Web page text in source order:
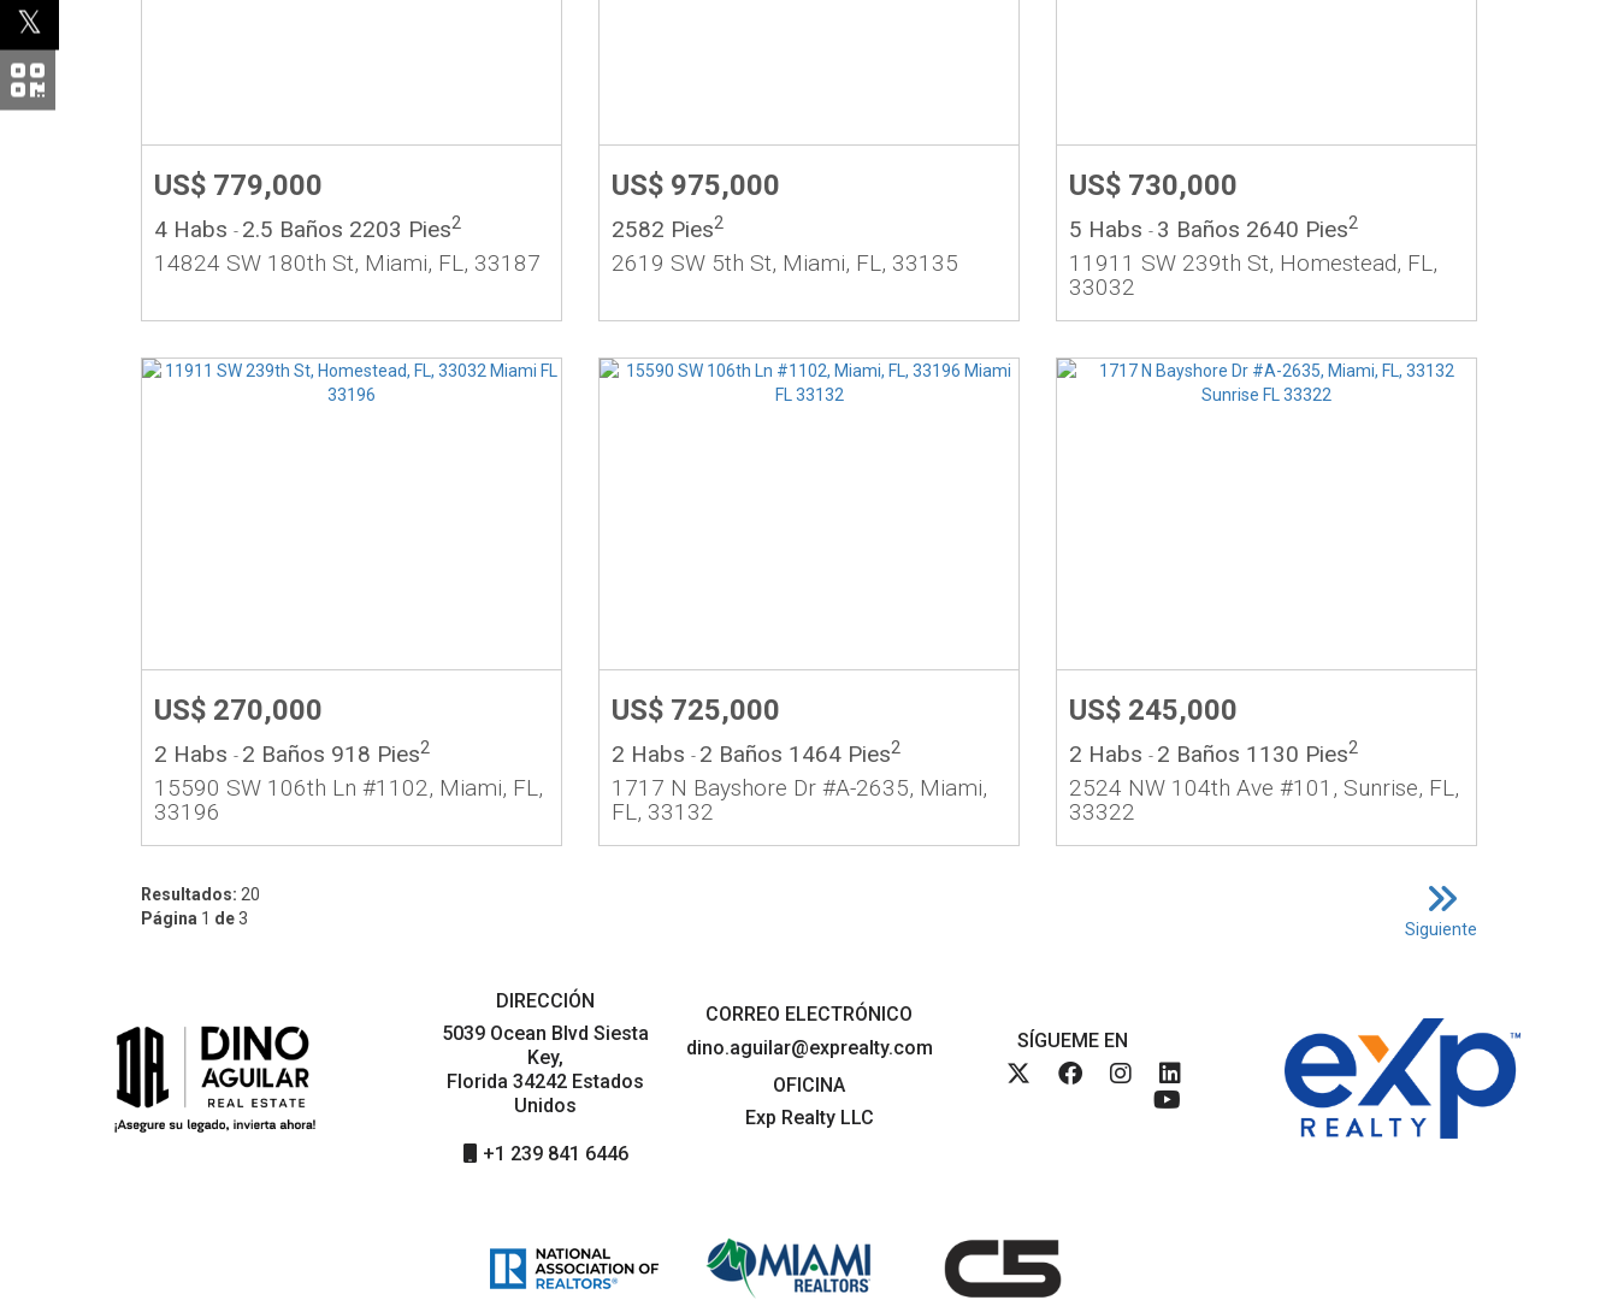
US$ 779,000
4 Habs - 2.5 Baños 2203 Pies2
14824 SW 180th St, Miami, FL, 33187
US$ 975,000
2582 Pies2
2619 SW 5th St, Miami, FL, 33135
US$ 730,000
5 Habs - 3 Baños 2640 Pies2
11911 SW 239th St, Homestead, FL,
33032
US$ 270,000
2 Habs - 2 Baños 918 Pies2
15590 SW 106th Ln #1102, Miami, FL,
33196
US$ 725,000
2 Habs - 2 Baños 1464 Pies2
1717 N Bayshore Dr #A-2635, Miami,
FL, 33132
US$ 245,000
2 Habs - 2 Baños 1130 Pies2
2524 NW 104th Ave #101, Sunrise, FL,
33322
Siguiente
Resultados: 20
Página 1 de3
DIRECCIÓN
5039 Ocean Blvd Siesta
Key,
Florida 34242 Estados
Unidos
+1 239 841 6446
CORREO ELECTRÓNICO
dino.aguilar@exprealty.com
OFICINA
Exp Realty LLC
SÍGUEME EN